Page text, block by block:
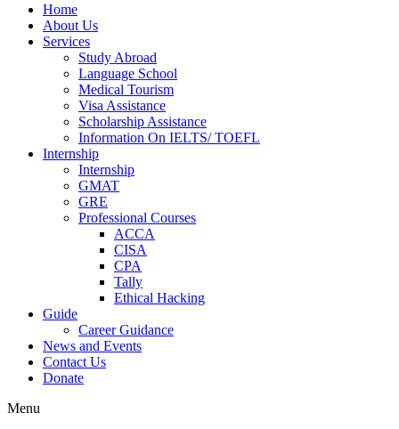
Home
About Us
Services
Study Abroad
Language School
Medical Tourism
Visa Assistance
Scholarship Assistance
Information On IELTS/ TOEFL
Internship
Internship
GMAT
GRE
Professional Courses
ACCA
CISA
CPA
Tally
Ethical Hacking
Guide
Career Guidance
News and Events
Contact Us
Donate
Menu